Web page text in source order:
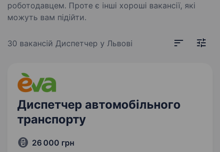
роботодавцем. Проте є інші хороші вакансії, які
можуть вам підійти.
30 вакансій Диспетчер у Львові
Диспетчер автомобільного
транспорту
26 000 грн